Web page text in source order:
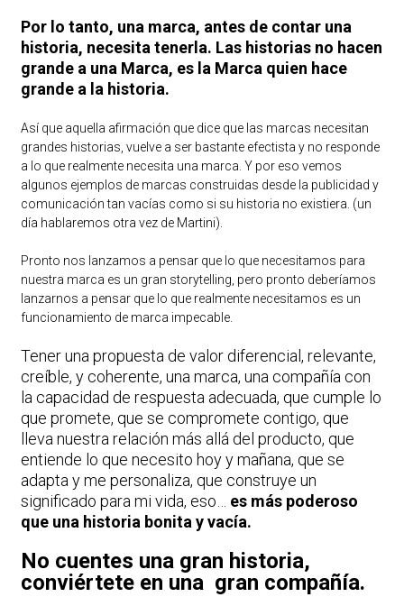
Por lo tanto, una marca, antes de contar una
historia, necesita tenerla. Las historias no hacen
grande a una Marca, es la Marca quien hace
grande a la historia.
Así que aquella afirmación que dice que las marcas necesitan
grandes historias, vuelve a ser bastante efectista y no responde
a lo que realmente necesita una marca. Y por eso vemos
algunos ejemplos de marcas construidas desde la publicidad y
comunicación tan vacías como si su historia no existiera. (un
día hablaremos otra vez de Martini).
Pronto nos lanzamos a pensar que lo que necesitamos para
nuestra marca es un gran storytelling, pero pronto deberíamos
lanzarnos a pensar que lo que realmente necesitamos es un
funcionamiento de marca impecable.
Tener una propuesta de valor diferencial, relevante,
creíble, y coherente, una marca, una compañía con
la capacidad de respuesta adecuada, que cumple lo
que promete, que se compromete contigo, que
lleva nuestra relación más allá del producto, que
entiende lo que necesito hoy y mañana, que se
adapta y me personaliza, que construye un
significado para mi vida, eso… es más poderoso
que una historia bonita y vacía.
No cuentes una gran historia,
conviértete en una gran compañía.